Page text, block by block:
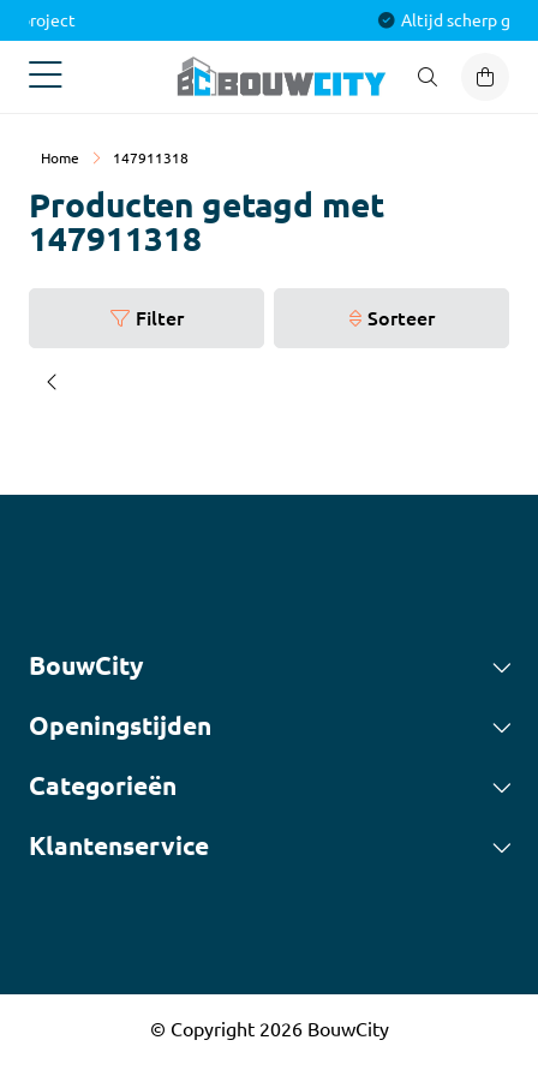
Home 147911318
Producten getagd met
147911318
Filter Sorteer
BouwCity
Openingstijden
Categorieën
Klantenservice
© Copyright 2026 BouwCity